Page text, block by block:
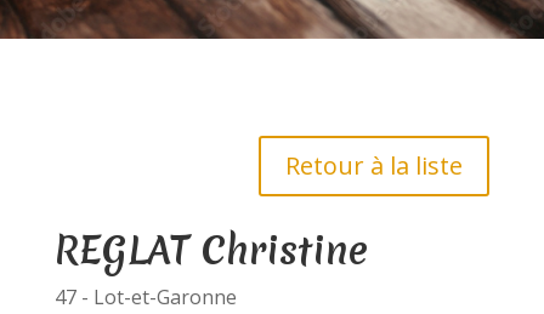
Retour à la liste
REGLAT Christine
47 - Lot-et-Garonne